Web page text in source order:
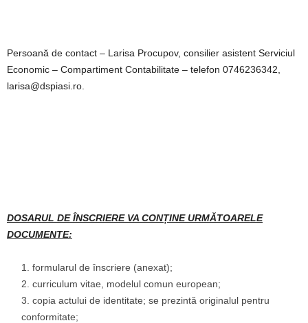
Persoană de contact – Larisa Procupov, consilier asistent Serviciul
Economic – Compartiment Contabilitate – telefon 0746236342,
larisa@dspiasi.ro.
DOSARUL DE ÎNSCRIERE VA CONȚINE URMĂTOARELE
DOCUMENTE:
formularul de înscriere (anexat);
curriculum vitae, modelul comun european;
copia actului de identitate; se prezintă originalul pentru
conformitate;